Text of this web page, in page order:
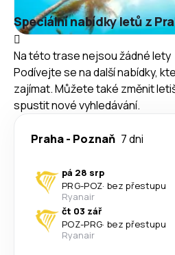
Speciální nabídky letů z
Na této trase nejsou žádné lety
Podívejte se na další nabídky,
zajímat. Můžete také změnit
spustit nové vyhledávání.
Praha- Poznaň 7 dni
pá 28 srp
PRG-POZ· bez přestupu
Ryanair
čt 03 zář
POZ-PRG· bez přestupu
Ryanair